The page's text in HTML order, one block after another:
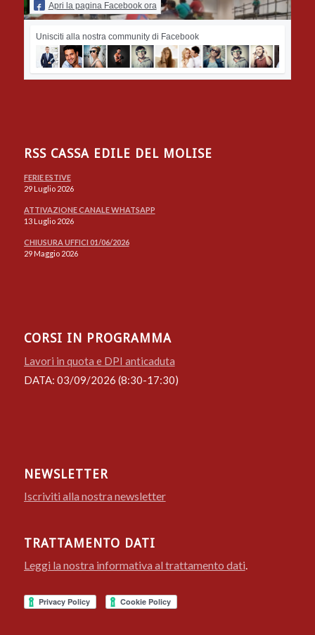
Apri la pagina Facebook ora
Unisciti alla nostra community di Facebook
RSS CASSA EDILE DEL MOLISE
FERIE ESTIVE
29 Luglio 2026
ATTIVAZIONE CANALE WHATSAPP
13 Luglio 2026
CHIUSURA UFFICI 01/06/2026
29 Maggio 2026
CORSI IN PROGRAMMA
Lavori in quota e DPI anticaduta
DATA: 03/09/2026 (8:30-17:30)
NEWSLETTER
Iscriviti alla nostra newsletter
TRATTAMENTO DATI
Leggi la nostra informativa al trattamento dati.